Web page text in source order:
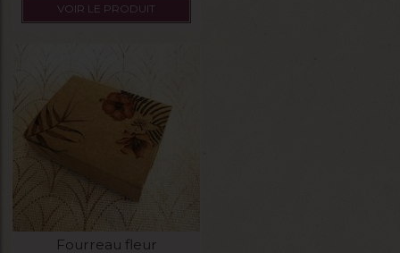
VOIR LE PRODUIT
Fourreau fleur